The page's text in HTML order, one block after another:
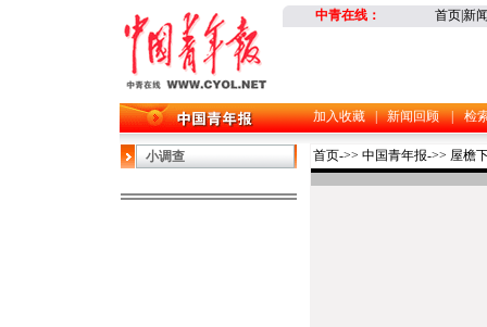
中青在线 ： 首页新
加入收藏 | 新闻回顾 | 检
小调查 首页->> 中国青年报->> 屋檐